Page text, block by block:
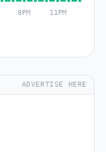
ADVERTISE HERE